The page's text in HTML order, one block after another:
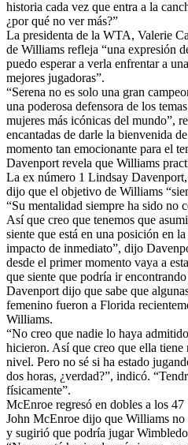
historia cada vez que entra a la
¿por qué no ver más?”
La presidenta de la WTA, Valerie
de Williams refleja “una expresión
puedo esperar a verla enfrentar a
mejores jugadoras”.
“Serena no es solo una gran
una poderosa defensora de los
mujeres más icónicas del mundo”,
encantadas de darle la bienvenida
momento tan emocionante para el
Davenport revela que Williams
La ex número 1 Lindsay
dijo que el objetivo de Williams
“Su mentalidad siempre ha sido no
Así que creo que tenemos que
siente que está en una posición en
impacto de inmediato”, dijo
desde el primer momento vaya a
que siente que podría ir
Davenport dijo que sabe que
femenino fueron a Florida
Williams.
“No creo que nadie lo haya
hicieron. Así que creo que ella tiene
nivel. Pero no sé si ha estado
dos horas, ¿verdad?”, indicó.
físicamente”.
McEnroe regresó en dobles a los 47
John McEnroe dijo que Williams no
y sugirió que podría jugar